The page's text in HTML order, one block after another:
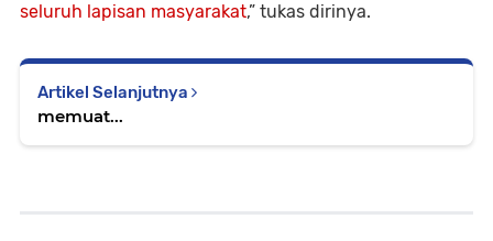
seluruh lapisan masyarakat,” tukas dirinya.
Artikel Selanjutnya
memuat...